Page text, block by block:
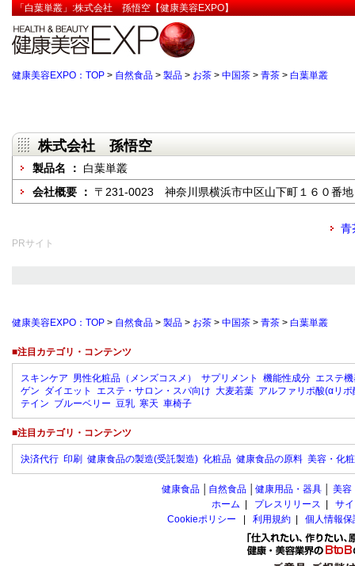
「白葉単叢」:株式会社 孫悟空【健康美容EXPO】
健康美容EXPO：TOP > 自然食品 > 製品 > お茶 > 中国茶 > 青茶 > 白葉単叢
株式会社 孫悟空
製品名 ： 白葉単叢
会社概要 ： 〒231-0023 神奈川県横浜市中区山下町１６０番地
青
PRサイト
健康美容EXPO：TOP > 自然食品 > 製品 > お茶 > 中国茶 > 青茶 > 白葉単叢
■注目カテゴリ・コンテンツ
スキンケア 男性化粧品（メンズコスメ） サプリメント 機能性成分 エステ
ゲン ダイエット エステ・サロン・スパ向け 大麦若葉 アルファリポ酸(αリポ
テイン ブルーベリー 豆乳 寒天 車椅子
■注目カテゴリ・コンテンツ
決済代行 印刷 健康食品の製造(受託製造) 化粧品 健康食品の原料 美容・化
健康食品 自然食品 健康用品・器具 美容
ホーム
プレスリリース
サ
Cookieポリシー
利用規約 個人情報